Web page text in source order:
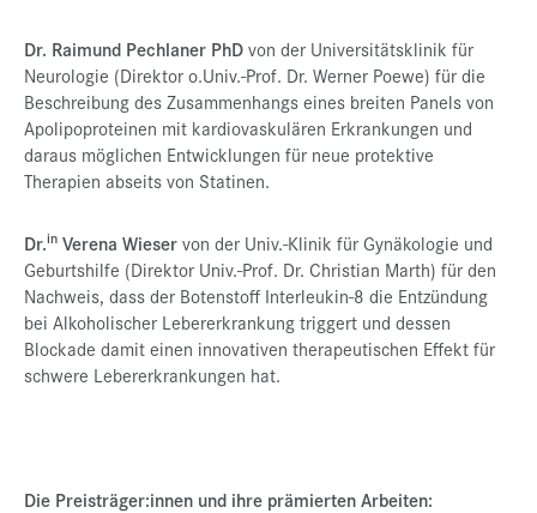
Dr. Raimund Pechlaner PhDvon der Universitätsklinik für
Neurologie (Direktor o.Univ.-Prof. Dr. Werner Poewe) für die
Beschreibung des Zusammenhangs eines breiten Panels von
Apolipoproteinen mit kardiovaskulären Erkrankungen und
daraus möglichen Entwicklungen für neue protektive
Therapien abseits von Statinen.
Dr.in Verena Wieservon der Univ.-Klinik für Gynäkologie und
Geburtshilfe (Direktor Univ.-Prof. Dr. Christian Marth) für den
Nachweis, dass der Botenstoff Interleukin-8 die Entzündung
bei Alkoholischer Lebererkrankung triggert und dessen
Blockade damit einen innovativen therapeutischen Effekt für
schwere Lebererkrankungen hat.
Die Preisträger:innen und ihre prämierten Arbeiten: